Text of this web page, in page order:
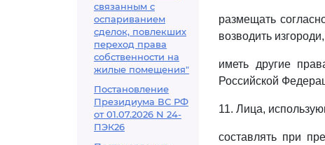
связанным с
оспариванием
сделок, повлекших
переход права
собственности на
жилые помещения"
Постановление
Президиума ВС РФ
от 01.07.2026 N 24-
ПЭК26
размещать
возводить
иметь другие
Российской
11. Лица,
составлять при